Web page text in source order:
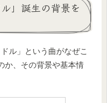
」誕生の背景を
ル」という曲がなぜこ
か、その背景や基本情